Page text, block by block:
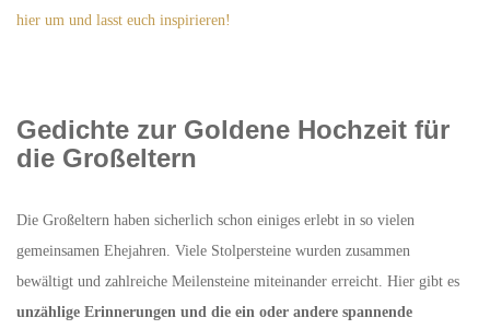
hier um und lasst euch inspirieren!
Gedichte zur Goldene Hochzeit für
die Großeltern
Die Großeltern haben sicherlich schon einiges erlebt in so vielen
gemeinsamen Ehejahren. Viele Stolpersteine wurden zusammen
bewältigt und zahlreiche Meilensteine miteinander erreicht. Hier gibt es
unzählige Erinnerungen und die ein oder andere spannende